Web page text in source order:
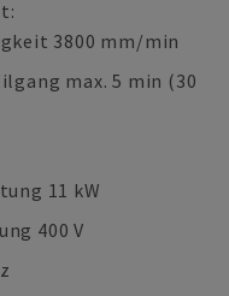
3800 mm/min
max. 5 min (30
11 kW
400 V